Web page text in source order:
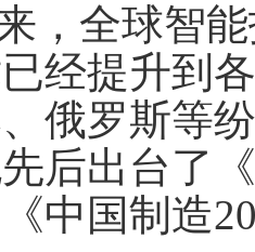
全球智能
经提升到
俄罗斯等
后出台了
中国制造